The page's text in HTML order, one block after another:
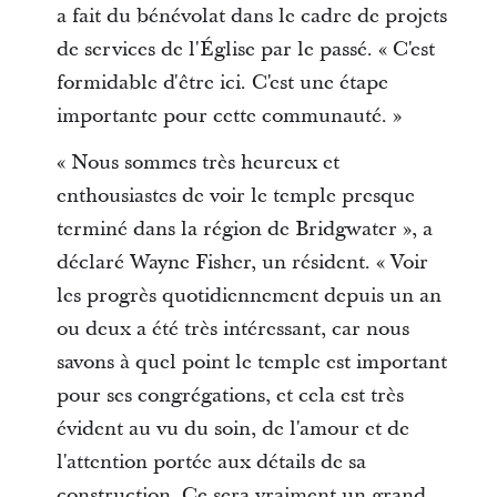
a fait du bénévolat dans le cadre de projets
de services de l'Église par le passé. « C'est
formidable d'être ici. C'est une étape
importante pour cette communauté. »
« Nous sommes très heureux et
enthousiastes de voir le temple presque
terminé dans la région de Bridgwater », a
déclaré Wayne Fisher, un résident. « Voir
les progrès quotidiennement depuis un an
ou deux a été très intéressant, car nous
savons à quel point le temple est important
pour ses congrégations, et cela est très
évident au vu du soin, de l'amour et de
l'attention portée aux détails de sa